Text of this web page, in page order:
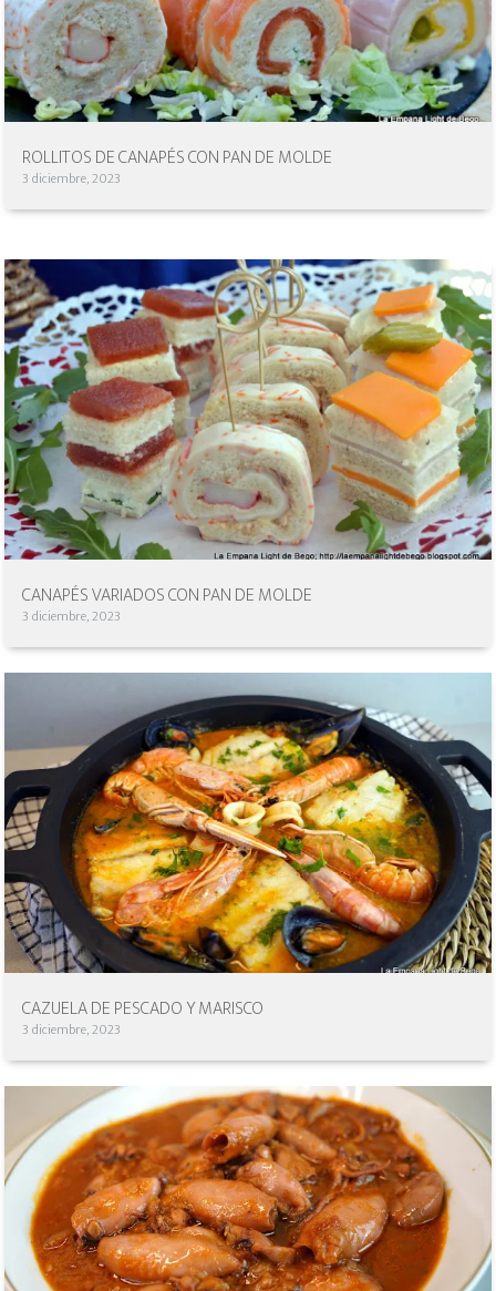
ROLLITOS DE CANAPÉS CON PAN DE MOLDE
3 diciembre, 2023
CANAPÉS VARIADOS CON PAN DE MOLDE
3 diciembre, 2023
CAZUELA DE PESCADO Y MARISCO
3 diciembre, 2023